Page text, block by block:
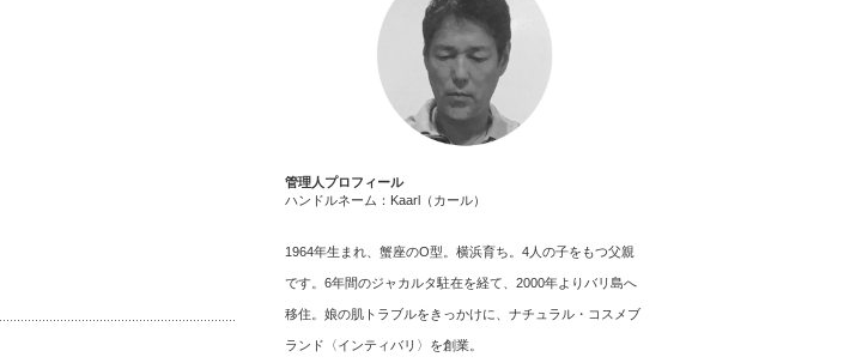
管理人プロフィール
ハンドルネーム：Kaarl（カール）
1964年生まれ、蟹座のO型。横浜育ち。4人の子をもつ父親
です。6年間のジャカルタ駐在を経て、2000年よりバリ島へ
移住。娘の肌トラブルをきっかけに、ナチュラル・コスメブ
ランド〈インティバリ〉を創業。